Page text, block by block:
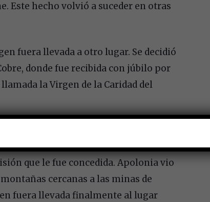
Este hecho volvió a suceder en otras
fuera llevada a otro lugar. Se decidió
donde fue recibida con júbilo por
la Virgen de la Caridad del
Se produjeron nuevas
en su traslado. El relato de
que le fue concedida. Apolonia vio
cercanas a las minas de
fuera llevada finalmente al lugar